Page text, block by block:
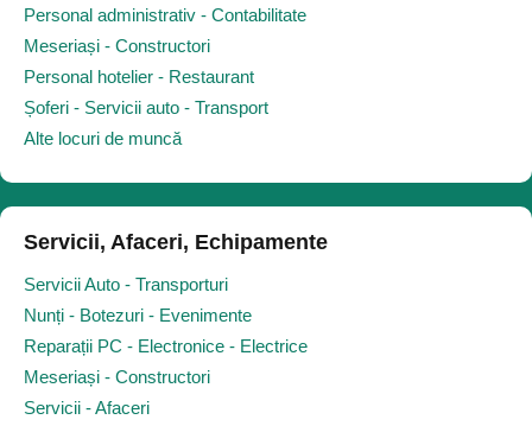
Personal administrativ - Contabilitate
Meseriași - Constructori
Personal hotelier - Restaurant
Șoferi - Servicii auto - Transport
Alte locuri de muncă
Servicii, Afaceri, Echipamente
Servicii Auto - Transporturi
Nunți - Botezuri - Evenimente
Reparații PC - Electronice - Electrice
Meseriași - Constructori
Servicii - Afaceri